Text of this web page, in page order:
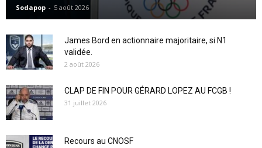
Sodapop - 5 août 2026
James Bord en actionnaire majoritaire, si N1
validée.
2 août 2026
CLAP DE FIN POUR GÉRARD LOPEZ AU FCGB !
31 juillet 2026
Recours au CNOSF